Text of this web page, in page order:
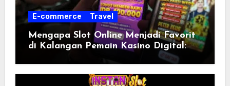
E-commerce Travel
Mengapa Slot Online Menjadi Favorit
di Kalangan Pemain Kasino Digital: